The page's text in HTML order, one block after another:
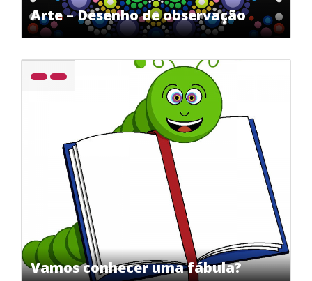
Arte – Desenho de observação
Vamos conhecer uma fábula?